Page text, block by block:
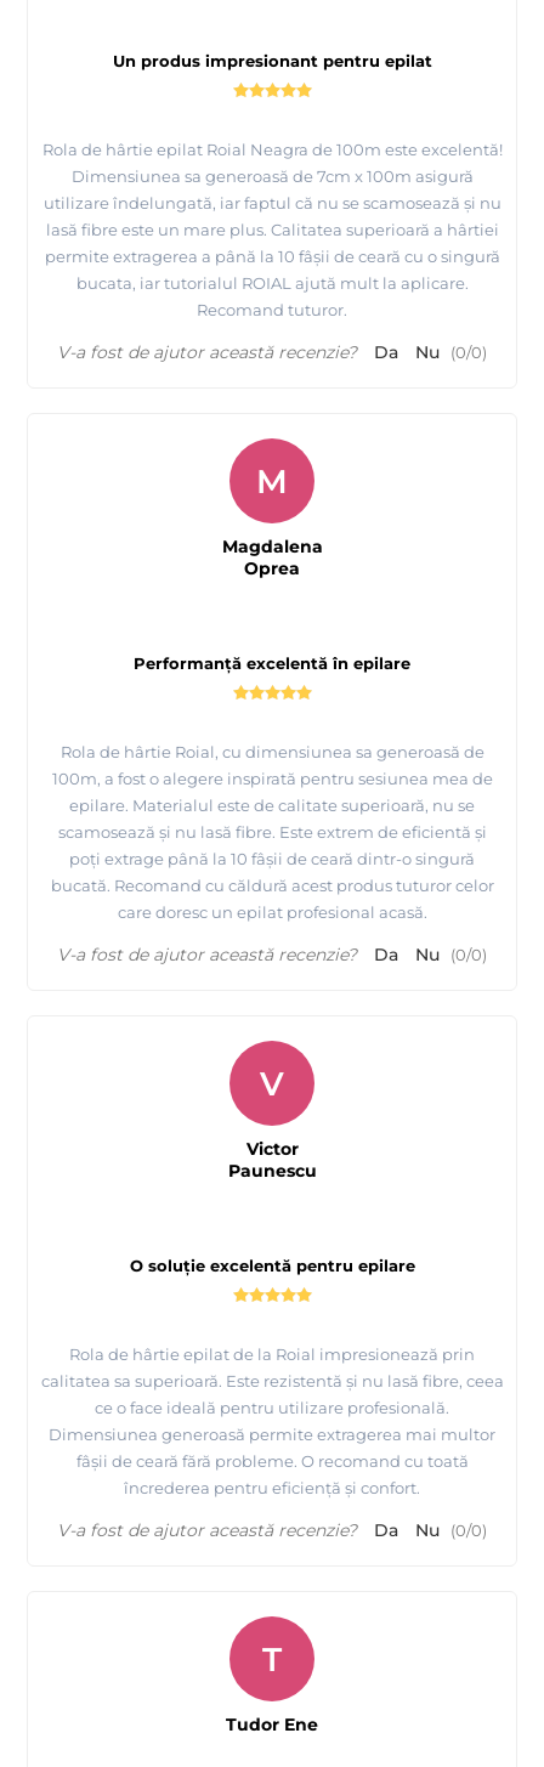
Un produs impresionant pentru epilat
Rola de hârtie epilat Roial Neagra de 100m este excelentă!
Dimensiunea sa generoasă de 7cm x 100m asigură
utilizare îndelungată, iar faptul că nu se scamosează și nu
lasă fibre este un mare plus. Calitatea superioară a hârtiei
permite extragerea a până la 10 fâșii de ceară cu o singură
bucata, iar tutorialul ROIAL ajută mult la aplicare.
Recomand tuturor.
V-a fost de ajutor această recenzie? Da Nu (0/0)
Performanță excelentă în epilare
Rola de hârtie Roial, cu dimensiunea sa generoasă de
100m, a fost o alegere inspirată pentru sesiunea mea de
epilare. Materialul este de calitate superioară, nu se
scamosează și nu lasă fibre. Este extrem de eficientă și
poți extrage până la 10 fâșii de ceară dintr-o singură
bucată. Recomand cu căldură acest produs tuturor celor
care doresc un epilat profesional acasă.
M
Magdalena
Oprea
V-a fost de ajutor această recenzie? Da Nu (0/0)
O soluție excelentă pentru epilare
Rola de hârtie epilat de la Roial impresionează prin
calitatea sa superioară. Este rezistentă și nu lasă fibre, ceea
ce o face ideală pentru utilizare profesională.
Dimensiunea generoasă permite extragerea mai multor
fâșii de ceară fără probleme. O recomand cu toată
încrederea pentru eficiență și confort.
V
Victor
Paunescu
V-a fost de ajutor această recenzie? Da Nu (0/0)
T
Tudor Ene